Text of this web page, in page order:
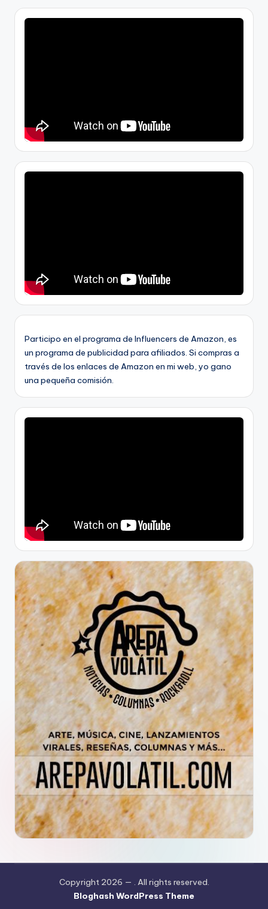
Participo en el programa de Influencers de Amazon, es
un programa de publicidad para afiliados. Si compras a
través de los enlaces de Amazon en mi web, yo gano
una pequeña comisión.
Copyright 2026 — . All rights reserved.
Bloghash WordPress Theme